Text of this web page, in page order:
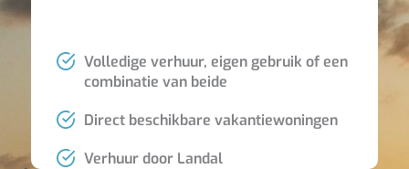
Volledige verhuur, eigen gebruik of een
combinatie van beide
Direct beschikbare vakantiewoningen
Verhuur door Landal